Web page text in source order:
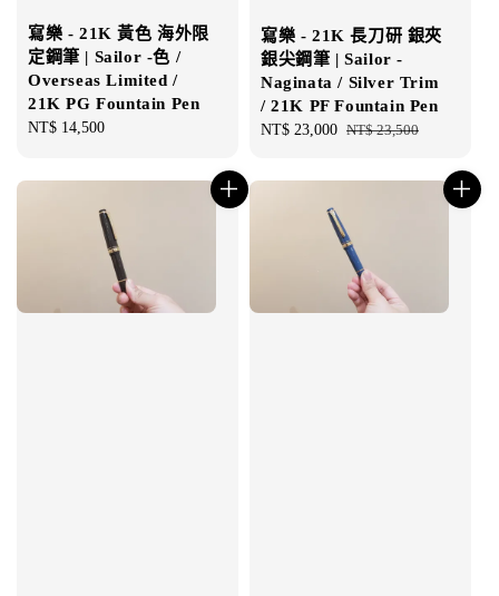
寫樂 - 21K 黃色 海外限
定鋼筆 | Sailor -色 /
Overseas Limited /
21K PG Fountain Pen
Regular
NT$ 14,500
寫樂 - 21K 長刀研 銀夾
銀尖鋼筆 | Sailor -
Naginata / Silver Trim
/ 21K PF Fountain Pen
Sale
NT$ 23,000 Regular
NT$ 23,500